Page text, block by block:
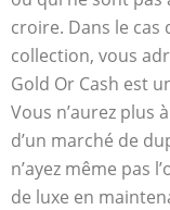
croire. Dans le cas
collection, vous
Gold Or Cash est
Vous n’aurez plus
d’un marché de
n’ayez même pas
de luxe en